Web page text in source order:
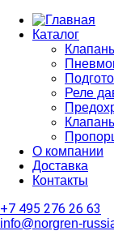
Каталог
Реле
О компании
Доставка
Контакты
+7 495 276 26 63
info@norgren-